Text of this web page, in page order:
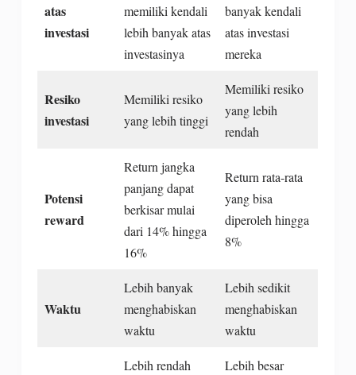
atas
investasi
memiliki kendali
lebih banyak atas
investasinya
banyak kendali
atas investasi
mereka
Resiko
investasi
Memiliki resiko
yang lebih tinggi
Memiliki resiko
yang lebih
rendah
Potensi
reward
Return jangka
panjang dapat
berkisar mulai
dari 14% hingga
16%
Return rata-rata
yang bisa
diperoleh hingga
8%
Waktu
Lebih banyak
menghabiskan
waktu
Lebih sedikit
menghabiskan
waktu
Lebih rendah Lebih besar